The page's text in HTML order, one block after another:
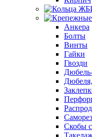
Анкера
Болты
Винты
Гайки
Гвозди
Скобы